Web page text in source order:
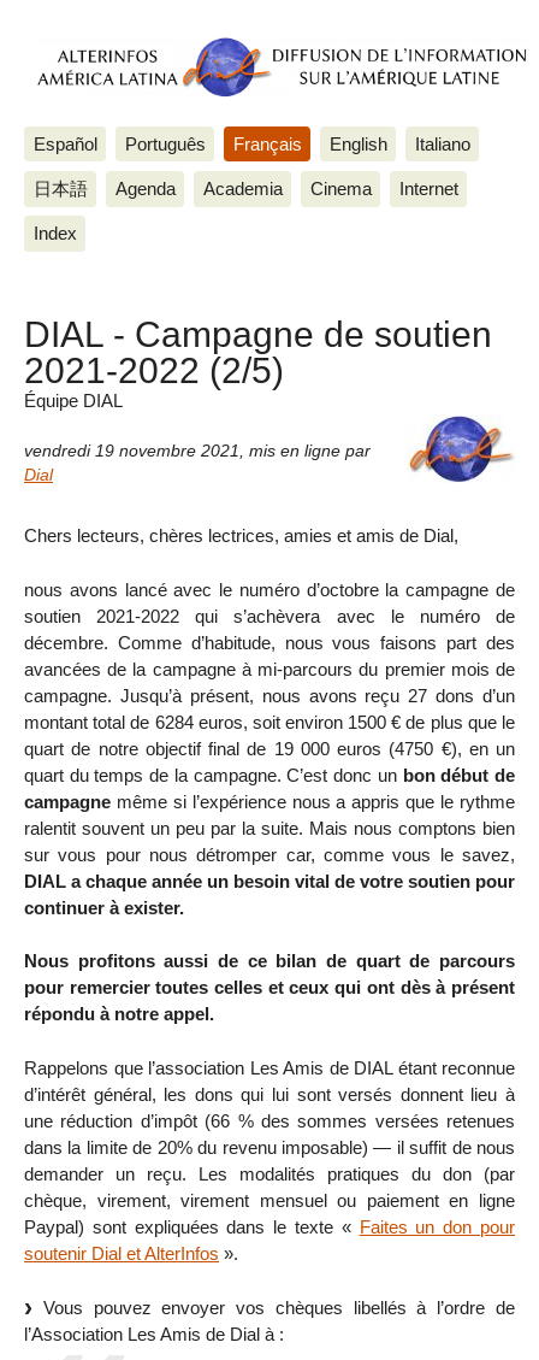
Español Português Français English Italiano
日本語 Agenda Academia Cinema Internet
Index
DIAL - Campagne de soutien
2021-2022 (2/5)
Équipe DIAL
vendredi 19 novembre 2021
mis en ligne par
Dial
Chers lecteurs, chères lectrices, amies et amis de Dial,
nous avons lancé avec le numéro d’octobre la campagne de
soutien 2021-2022 qui s’achèvera avec le numéro de
décembre. Comme d’habitude, nous vous faisons part des
avancées de la campagne à mi-parcours du premier mois de
campagne. Jusqu’à présent, nous avons reçu 27 dons d’un
montant total de 6284 euros, soit environ 1500 € de plus que le
quart de notre objectif final de 19 000 euros (4750 €), en un
quart du temps de la campagne. C’est donc un bon début de
campagne même si l’expérience nous a appris que le rythme
ralentit souvent un peu par la suite. Mais nous comptons bien
sur vous pour nous détromper car, comme vous le savez,
DIAL a chaque année un besoin vital de votre soutien pour
continuer à exister.
Nous profitons aussi de ce bilan de quart de parcours
pour remercier toutes celles et ceux qui ont dès à présent
répondu à notre appel.
Rappelons que l’association Les Amis de DIAL étant reconnue
d’intérêt général, les dons qui lui sont versés donnent lieu à
une réduction d’impôt (66 % des sommes versées retenues
dans la limite de 20% du revenu imposable) — il suffit de nous
demander un reçu. Les modalités pratiques du don (par
chèque, virement, virement mensuel ou paiement en ligne
Paypal) sont expliquées dans le texte « Faites un don pour
soutenir Dial et AlterInfos ».
Vous pouvez envoyer vos chèques libellés à l’ordre de
l’Association Les Amis de Dial à :